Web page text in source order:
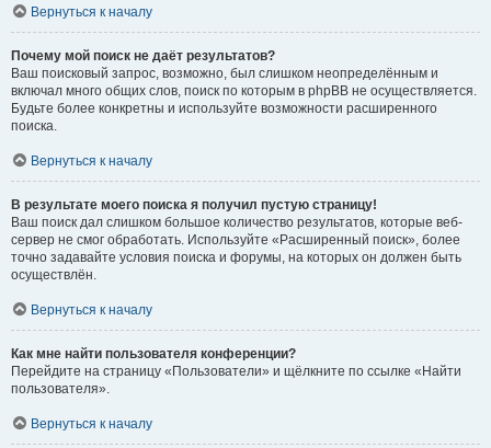
Вернуться к началу
Почему мой поиск не даёт результатов?
Ваш поисковый запрос, возможно, был слишком неопределённым и
включал много общих слов, поиск по которым в phpBB не осуществляется.
Будьте более конкретны и используйте возможности расширенного
поиска.
Вернуться к началу
В результате моего поиска я получил пустую страницу!
Ваш поиск дал слишком большое количество результатов, которые веб-
сервер не смог обработать. Используйте «Расширенный поиск», более
точно задавайте условия поиска и форумы, на которых он должен быть
осуществлён.
Вернуться к началу
Как мне найти пользователя конференции?
Перейдите на страницу «Пользователи» и щёлкните по ссылке «Найти
пользователя».
Вернуться к началу